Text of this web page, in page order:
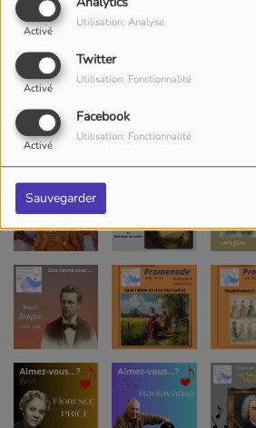
Activé
Utilisation: Analyse
Twitter
Activé
Utilisation: Fonctionnalité
Facebook
Activé
Utilisation: Fonctionnalité
Sauvegarder